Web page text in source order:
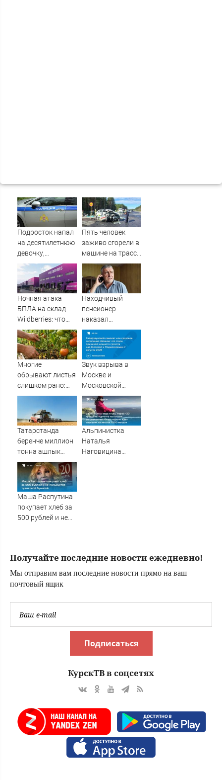
Подросток напал
на десятилетнюю
девочку,
ворвавшись в
квартиру
Пять человек
заживо сгорели в
машине на трассе
(ФОТО)
Ночная атака
БПЛА на склад
Wildberries: что
известно об
очередном ударе
по логистическим
центрам
07/08/2026 –
Находчивый
пенсионер
наказал
мошенников
изощренным
способом
Многие
обрывают листья
слишком рано:
что на самом деле
нужно томатам в
августе
Звук взрыва в
Москве и
Московской
области 7 августа
2026 года:
Причины,
источник, откуда
был громкий
хлопок
Татарстанда
беренче миллион
тонна ашлык
суктырылган
Альпинистка
Наталья
Наговицина
Маша Распутина
покупает хлеб за
500 рублей и не
Получайте последние новости ежедневно!
Мы отправим вам последние новости прямо на ваш
почтовый ящик
Подписаться
КурскТВ в соцсетях